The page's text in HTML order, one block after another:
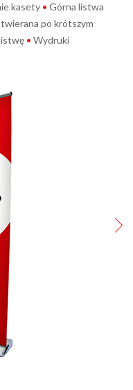
kasety • Górna listwa
po krótszym
• Wydruki